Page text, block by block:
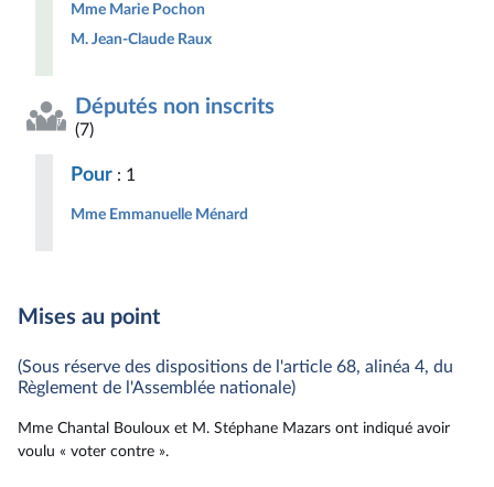
Mme Marie Pochon
M. Jean-Claude Raux
Députés non inscrits
(7)
Pour : 1
Mme Emmanuelle Ménard
Mises au point
(Sous réserve des dispositions de l'article 68, alinéa 4, du
Règlement de l'Assemblée nationale)
Mme Chantal Bouloux et M. Stéphane Mazars ont indiqué avoir
voulu « voter contre ».